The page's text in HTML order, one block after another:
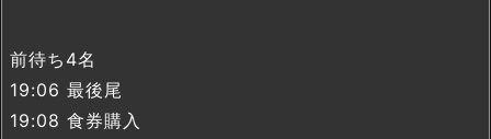
前待ち4名
19:06 最後尾
19:08 食券購入